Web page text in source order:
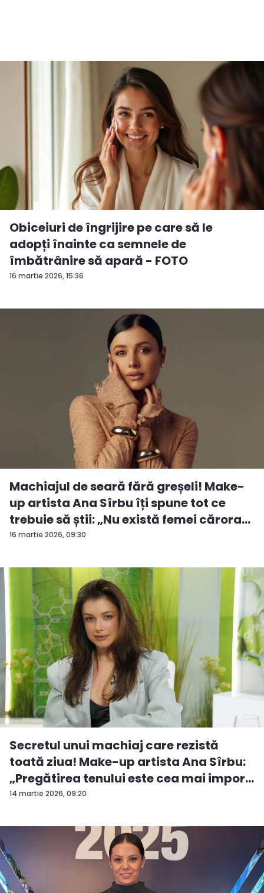
16 martie 2026, 15:36
Obiceiuri de îngrijire pe care să le
adopți înainte ca semnele de
îmbătrânire să apară - FOTO
16 martie 2026, 09:30
Machiajul de seară fără greșeli! Make-
up artista Ana Sîrbu îți spune tot ce
trebuie să știi: „Nu există femei cărora...
14 martie 2026, 09:20
Secretul unui machiaj care rezistă
toată ziua! Make-up artista Ana Sîrbu:
„Pregătirea tenului este cea mai impor...